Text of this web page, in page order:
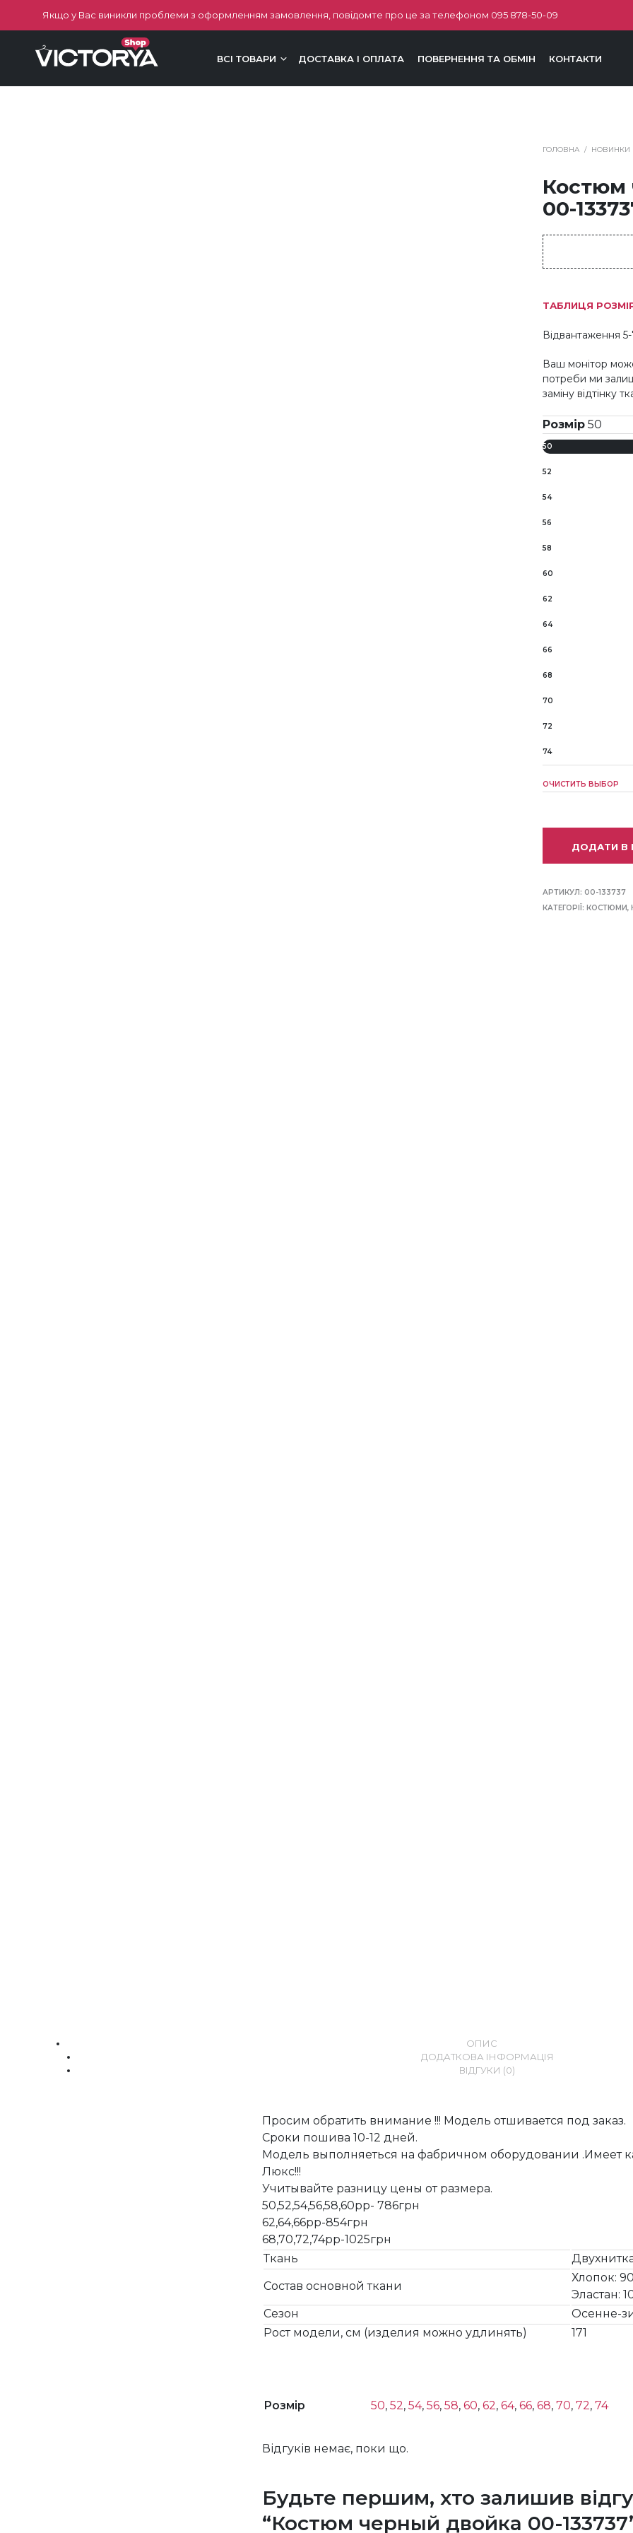
Якщо у Вас виникли проблеми з оформленням замовлення, повідомте про це за телефоном 095 878-50-09
ВСІ ТОВАРИ ДОСТАВКА І ОПЛАТА ПОВЕРНЕННЯ ТА ОБМІН КОНТАКТИ
ГОЛОВНА / НОВИНКИ
Костюм
00-
ТАБЛИЦЯ
Відвантаження
Ваш монітор
потреби ми
заміну відтінку
Розмір 50
50
52
54
56
58
60
62
64
66
68
70
72
74
ОЧИСТИТЬ ВЫБОР
ДОДАТИ В
АРТИКУЛ: 00-133737
КАТЕГОРІЇ:КОСТЮМИ,
ОПИС
ДОДАТКОВА ІНФОРМАЦІЯ
ВІДГУКИ (0)
Просим обратить внимание !!! Модель отшивается под заказ.
Сроки пошива 10-12 дней.
Модель выполняеться на фабричном оборудовании .Имеет
Люкс!!!
Учитывайте разницу цены от размера.
50,52,54,56,58,60рр- 786грн
62,64,66рр-854грн
68,70,72,74рр-1025грн
Ткань
Состав основной ткани
Хлопок:
Эластан:
Сезон
Осенне-
Рост модели, см (изделия можно удлинять)
171
Розмір 50, 52, 54, 56, 58, 60, 62, 64, 66, 68, 70, 72, 74
Відгуків немає, поки що.
Будьте першим, хто залишив
“Костюм черный двойка 00-